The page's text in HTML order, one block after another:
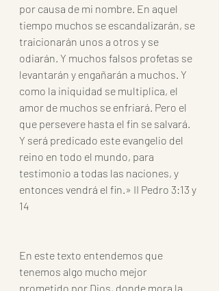
por causa de mi nombre. En aquel
tiempo muchos se escandalizarán, se
traicionarán unos a otros y se
odiarán. Y muchos falsos profetas se
levantarán y engañarán a muchos. Y
como la iniquidad se multiplica, el
amor de muchos se enfriará. Pero el
que persevere hasta el fin se salvará.
Y será predicado este evangelio del
reino en todo el mundo, para
testimonio a todas las naciones, y
entonces vendrá el fin.» II Pedro 3:13 y
14
En este texto entendemos que
tenemos algo mucho mejor
prometido por Dios, donde mora la